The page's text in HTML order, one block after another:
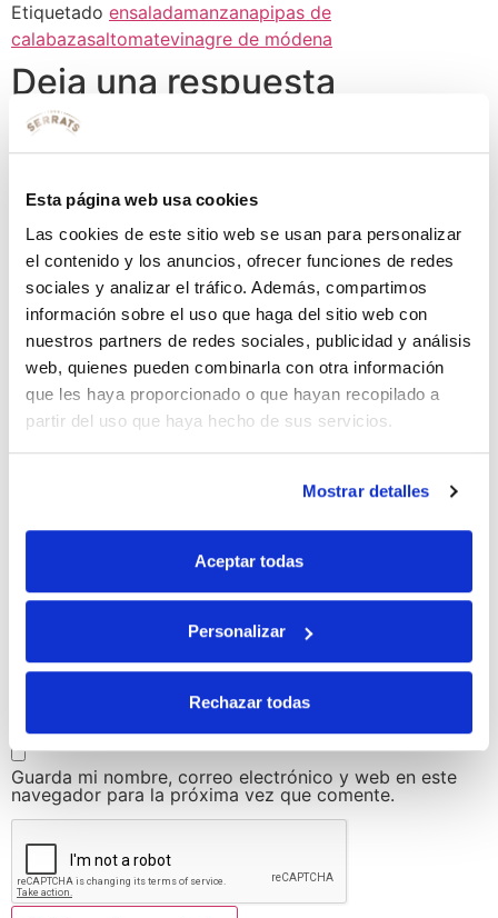
Esta página web usa cookies
Las cookies de este sitio web se usan para personalizar
el contenido y los anuncios, ofrecer funciones de redes
sociales y analizar el tráfico. Además, compartimos
información sobre el uso que haga del sitio web con
nuestros partners de redes sociales, publicidad y análisis
web, quienes pueden combinarla con otra información
que les haya proporcionado o que hayan recopilado a
partir del uso que haya hecho de sus servicios.
Mostrar detalles
Aceptar todas
Personalizar
Rechazar todas
Etiquetado ensaladamanzanapipas de
calabazasaltomatevinagre de módena
Deja una respuesta
Tu dirección de correo electrónico no será publicada.
Los campos obligatorios están marcados con*
Comentario*
Web
Guarda mi nombre, correo electrónico y web en este
navegador para la próxima vez que comente.